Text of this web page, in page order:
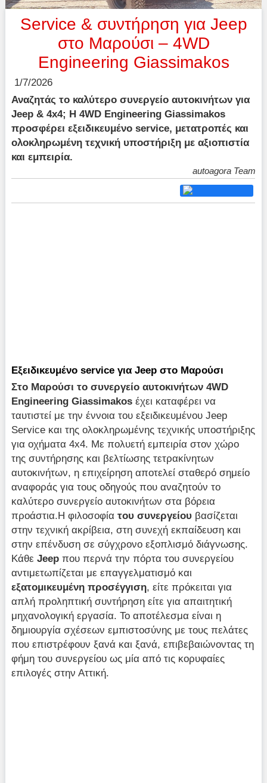
Service & συντήρηση για Jeep
στο Μαρούσι – 4WD
Engineering Giassimakos
1/7/2026
Αναζητάς το καλύτερο συνεργείο αυτοκινήτων για
Jeep & 4x4; Η 4WD Engineering Giassimakos
προσφέρει εξειδικευμένο service, μετατροπές και
ολοκληρωμένη τεχνική υποστήριξη με αξιοπιστία
και εμπειρία.
autoagora Team
Εξειδικευμένο service για Jeep στο Μαρούσι
Στο Μαρούσι το συνεργείο αυτοκινήτων 4WD
Engineering Giassimakos έχει καταφέρει να
ταυτιστεί με την έννοια του εξειδικευμένου Jeep
Service και της ολοκληρωμένης τεχνικής υποστήριξης
για οχήματα 4x4. Με πολυετή εμπειρία στον χώρο
της συντήρησης και βελτίωσης τετρακίνητων
αυτοκινήτων, η επιχείρηση αποτελεί σταθερό σημείο
αναφοράς για τους οδηγούς που αναζητούν το
καλύτερο συνεργείο αυτοκινήτων στα βόρεια
προάστια.Η φιλοσοφίατου συνεργείου βασίζεται
στην τεχνική ακρίβεια, στη συνεχή εκπαίδευση και
στην επένδυση σε σύγχρονο εξοπλισμό διάγνωσης.
ΚάθεJeep που περνά την πόρτα του συνεργείου
αντιμετωπίζεται με επαγγελματισμό και
εξατομικευμένη προσέγγιση, είτε πρόκειται για
απλή προληπτική συντήρηση είτε για απαιτητική
μηχανολογική εργασία. Το αποτέλεσμα είναι η
δημιουργία σχέσεων εμπιστοσύνης με τους πελάτες
που επιστρέφουν ξανά και ξανά, επιβεβαιώνοντας τη
φήμη του συνεργείου ως μία από τις κορυφαίες
επιλογές στην Αττική.